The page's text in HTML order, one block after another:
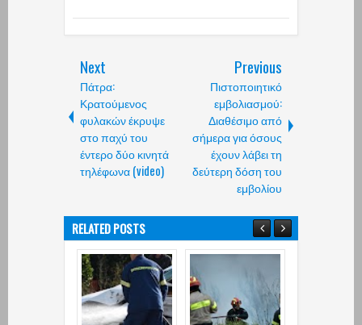
Next
Πάτρα:
Κρατούμενος
φυλακών έκρυψε
στο παχύ του
έντερο δύο κινητά
τηλέφωνα (video)
Previous
Πιστοποιητικό
εμβολιασμού:
Διαθέσιμο από
σήμερα για όσους
έχουν λάβει τη
δεύτερη δόση του
εμβολίου
RELATED POSTS